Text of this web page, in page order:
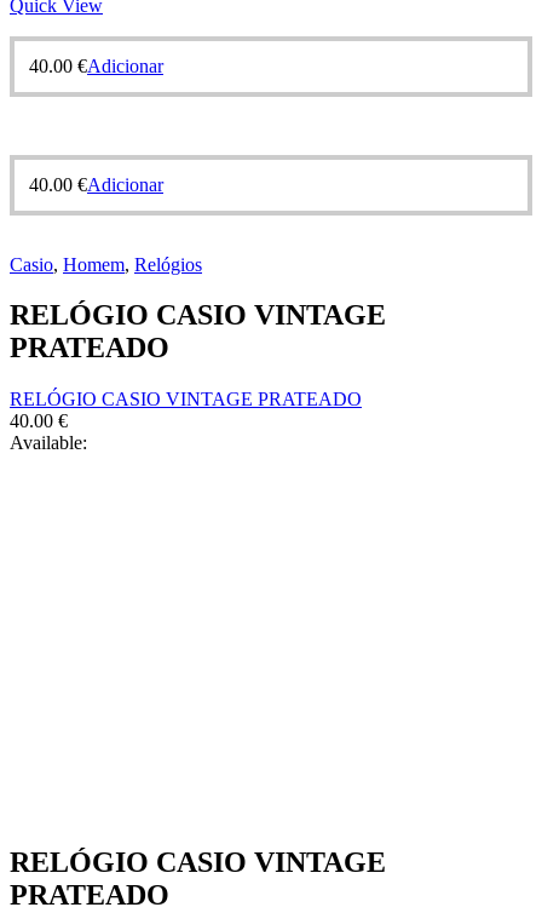
Quick View
40.00 €Adicionar
40.00 €Adicionar
Casio, Homem, Relógios
RELÓGIO CASIO VINTAGE
PRATEADO
RELÓGIO CASIO VINTAGE PRATEADO
40.00 €
Available:
RELÓGIO CASIO VINTAGE
PRATEADO